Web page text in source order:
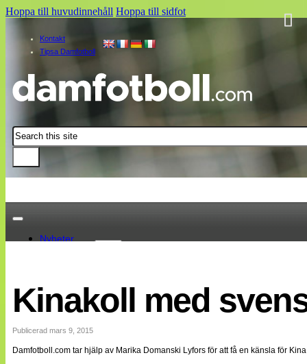
Hoppa till huvudinnehåll Hoppa till sidfot
Kontakt
Tipsa Damfotboll
Sök
Nyheter
Landslaget
EM 2013
Internationellt
Bildreportage
Bloggar
Kinakoll med
Publicerad mars 9, 2015
Damfotboll.com tar hjälp av Marika Domanski Lyfors för att få en känsla för